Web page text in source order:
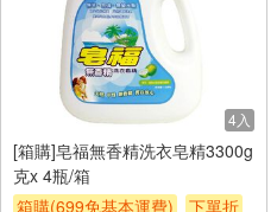
4入
[箱購]皂福無香精洗衣皂精3300g
克x 4瓶/箱
箱購(699免基本運費)
下單折